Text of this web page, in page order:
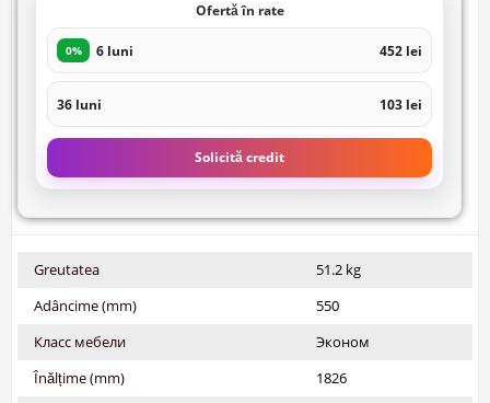
Ofertă în rate
0% 6 luni 452 lei
36 luni 103 lei
Solicită credit
Greutatea
51.2 kg
Adâncime (mm)
550
Класс мебели
Эконом
Înălțime (mm)
1826